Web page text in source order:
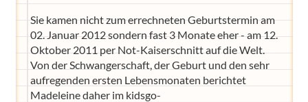
Sie kamen nicht zum errechneten Geburtstermin am
02. Januar 2012 sondern fast 3 Monate eher - am 12.
Oktober 2011 per Not-Kaiserschnitt auf die Welt.
Von der Schwangerschaft, der Geburt und den sehr
aufregenden ersten Lebensmonaten berichtet
Madeleine daher im kidsgo-